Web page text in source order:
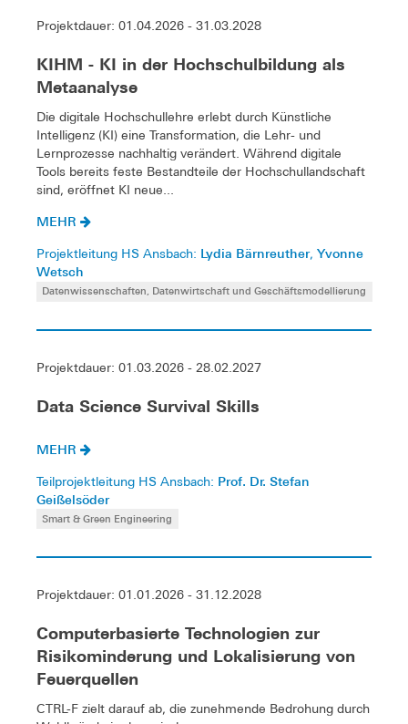
Projektdauer: 01.04.2026 - 31.03.2028
KIHM - KI in der Hochschulbildung als
Metaanalyse
Die digitale Hochschullehre erlebt durch Künstliche
Intelligenz (KI) eine Transformation, die Lehr- und
Lernprozesse nachhaltig verändert. Während digitale
Tools bereits feste Bestandteile der Hochschullandschaft
sind, eröffnet KI neue...
MEHR
Projektleitung HS Ansbach: Lydia Bärnreuther, Yvonne
Wetsch
Datenwissenschaften, Datenwirtschaft und Geschäftsmodellierung
Projektdauer: 01.03.2026 - 28.02.2027
Data Science Survival Skills
MEHR
Teilprojektleitung HS Ansbach: Prof. Dr. Stefan
Geißelsöder
Smart & Green Engineering
Projektdauer: 01.01.2026 - 31.12.2028
Computerbasierte Technologien zur
Risikominderung und Lokalisierung von
Feuerquellen
CTRL-F zielt darauf ab, die zunehmende Bedrohung durch